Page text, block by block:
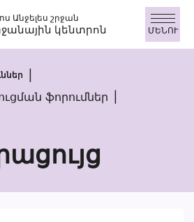
Անջելես շրջան
կենտրոն ՄԵՆՈՒ
ֆորումներ